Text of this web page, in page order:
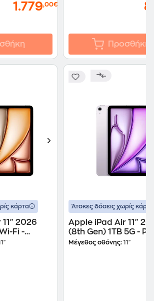
1.779,00€
Προσθήκη
κάρτα
2026
Fi -
Άτοκες δόσεις χωρίς κάρτα
Apple iPad Air 11"
(8th Gen) 1TB 5G -
Μέγεθος οθόνης: 11"